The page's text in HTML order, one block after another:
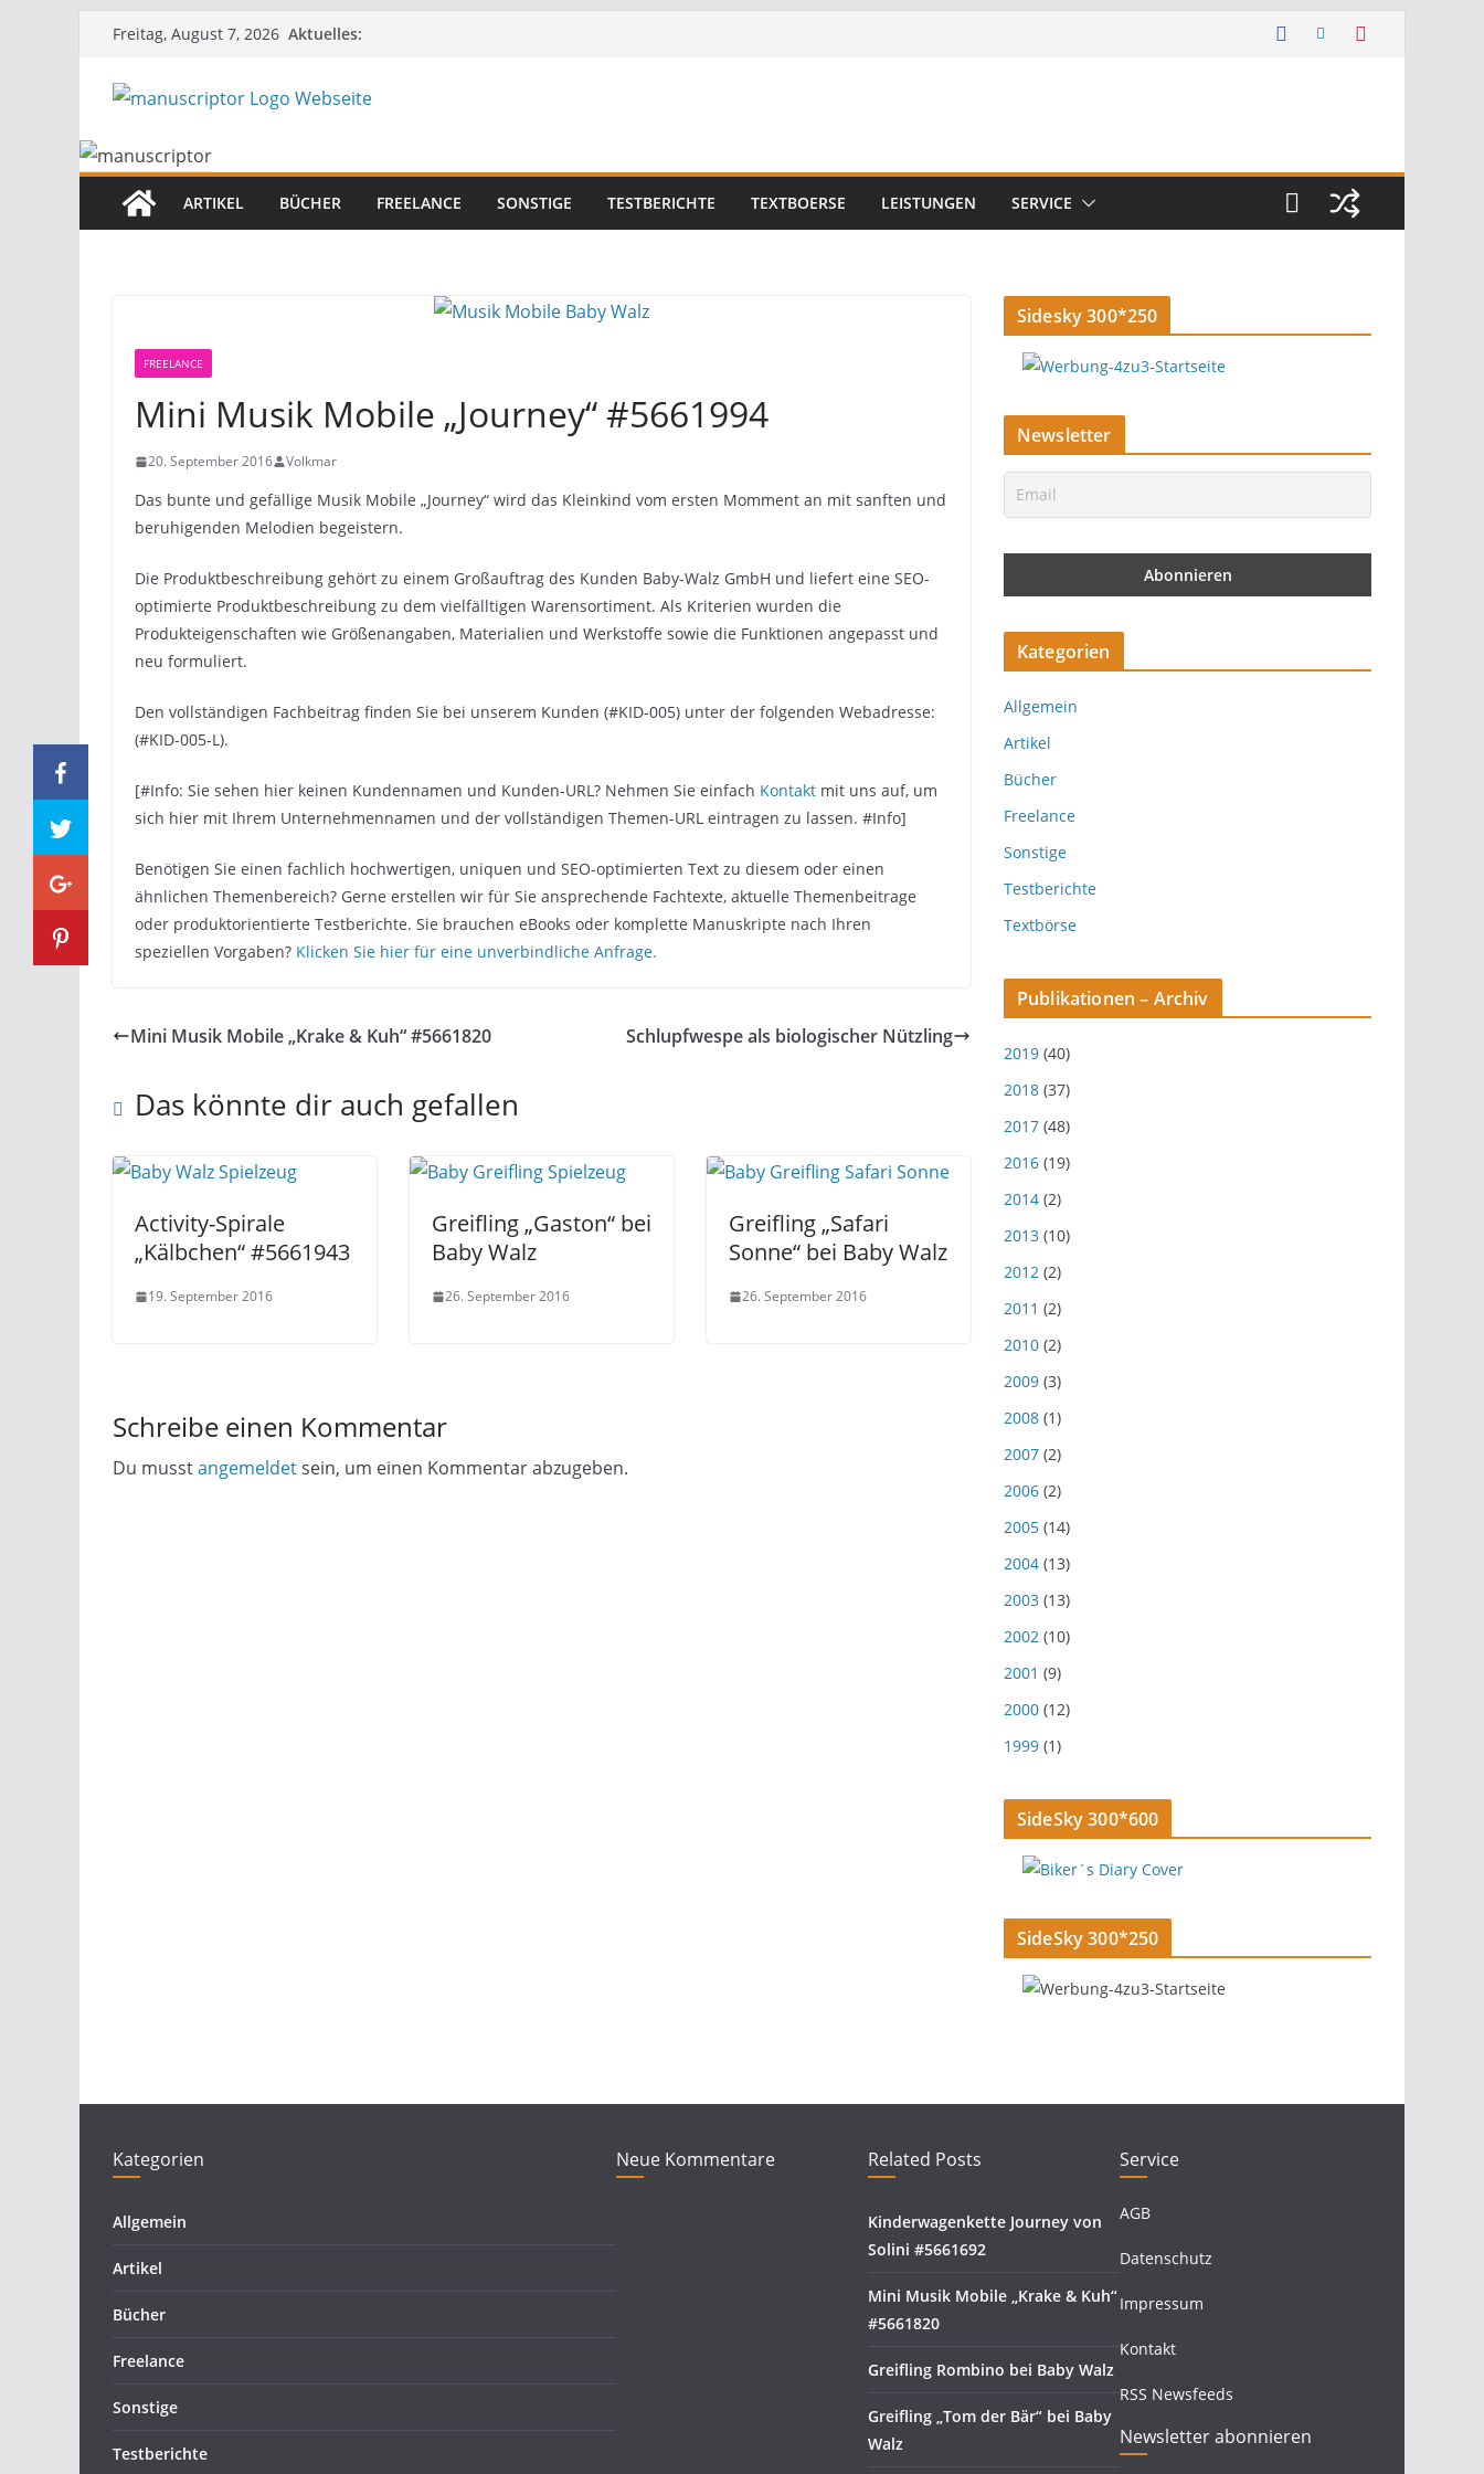
Freitag, August 7, 2026 Aktuelles:
ARTIKEL BÜCHER FREELANCE SONSTIGE TESTBERICHTE TEXTBOERSE LEISTUNGEN SERVICE
FREELANCE
Mini Musik Mobile „Journey“ #5661994
20. September 2016 Volkmar
Das bunte und gefällige Musik Mobile „Journey“ wird das Kleinkind vom ersten Momment an mit sanften und
beruhigenden Melodien begeistern.
Die Produktbeschreibung gehört zu einem Großauftrag des Kunden Baby-Walz GmbH und liefert eine SEO-
optimierte Produktbeschreibung zu dem vielfälltigen Warensortiment. Als Kriterien wurden die
Produkteigenschaften wie Größenangaben, Materialien und Werkstoffe sowie die Funktionen angepasst und
neu formuliert.
Den vollständigen Fachbeitrag finden Sie bei unserem Kunden (#KID-005) unter der folgenden Webadresse:
(#KID-005-L).
[#Info: Sie sehen hier keinen Kundennamen und Kunden-URL? Nehmen Sie einfach Kontakt mit uns auf, um
sich hier mit Ihrem Unternehmennamen und der vollständigen Themen-URL eintragen zu lassen. #Info]
Benötigen Sie einen fachlich hochwertigen, uniquen und SEO-optimierten Text zu diesem oder einen
ähnlichen Themenbereich? Gerne erstellen wir für Sie ansprechende Fachtexte, aktuelle Themenbeitrage
oder produktorientierte Testberichte. Sie brauchen eBooks oder komplette Manuskripte nach Ihren
speziellen Vorgaben? Klicken Sie hier für eine unverbindliche Anfrage.
Mini Musik Mobile „Krake & Kuh“ #5661820 Schlupfwespe als biologischer Nützling
Das könnte dir auch gefallen
Activity-Spirale
„Kälbchen“ #5661943
19. September 2016
Greifling „Gaston“ bei
Baby Walz
26. September 2016
Greifling „Safari
Sonne“ bei Baby Walz
26. September 2016
Schreibe einen Kommentar
Du musstangemeldetsein, um einen Kommentar abzugeben.
Sidesky 300*250
Newsletter
Kategorien
Allgemein
Artikel
Bücher
Freelance
Sonstige
Testberichte
Textbörse
Publikationen – Archiv
2019 (40)
2018 (37)
2017 (48)
2016 (19)
2014 (2)
2013 (10)
2012 (2)
2011 (2)
2010 (2)
2009 (3)
2008 (1)
2007 (2)
2006 (2)
2005 (14)
2004 (13)
2003 (13)
2002 (10)
2001 (9)
2000 (12)
1999 (1)
SideSky 300*600
SideSky 300*250
Kategorien
Allgemein
Artikel
Bücher
Freelance
Sonstige
Testberichte
Neue Kommentare Related Posts
Kinderwagenkette Journey von
Solini #5661692
Mini Musik Mobile „Krake & Kuh“
#5661820
Greifling Rombino bei Baby Walz
Greifling „Tom der Bär“ bei Baby
Walz
Service
AGB
Datenschutz
Impressum
Kontakt
RSS Newsfeeds
Newsletter abonnieren